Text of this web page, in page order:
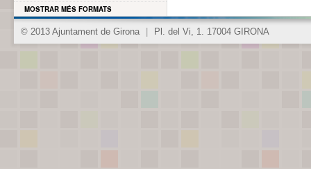
MOSTRAR MÉS FORMATS
© 2013 Ajuntament de Girona Pl. del Vi, 1. 17004 GIRONA